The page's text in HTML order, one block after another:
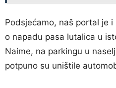
Podsjećamo, naš portal je
o napadu pasa lutalica u
Naime, na parkingu u
potpuno su uništile